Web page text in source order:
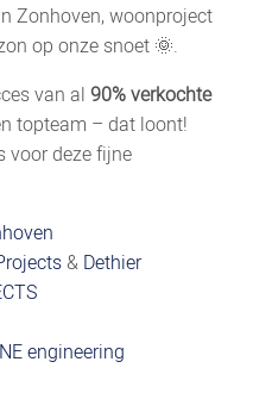
Zonhoven, woonproject
op onze snoet 🌞.
van al 90%verkochte
topteam – dat loont!
voor deze fijne
& Dethier
engineering